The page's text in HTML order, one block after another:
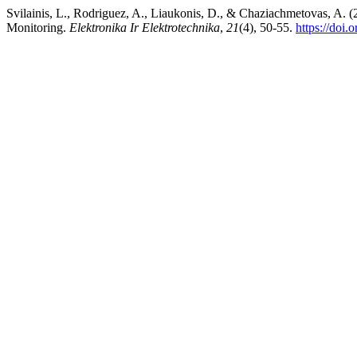
Svilainis, L., Rodriguez, A., Liaukonis, D., & Chaziachmetovas, A.
Monitoring. Elektronika Ir Elektrotechnika, 21(4), 50-55. https://